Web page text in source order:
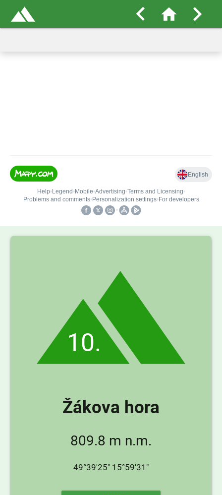
10.
Žákova hora
809.8 m n.m.
49°39'25" 15°59'31"